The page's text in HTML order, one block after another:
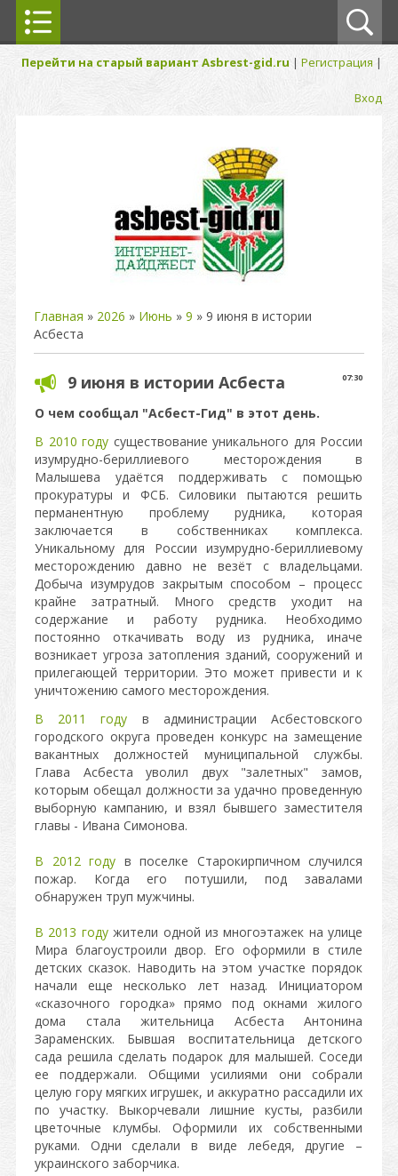
Перейти на старый вариант Asbrest-gid.ru | Регистрация |
Вход
Главная » 2026 » Июнь » 9 » 9 июня в истории
Асбеста
07:30
9 июня в истории Асбеста
О чем сообщал "Асбест-Гид" в этот день.
В 2010 году существование уникального для России
изумрудно-бериллиевого месторождения в
Малышева удаётся поддерживать с помощью
прокуратуры и ФСБ. Силовики пытаются решить
перманентную проблему рудника, которая
заключается в собственниках комплекса.
Уникальному для России изумрудно-бериллиевому
месторождению давно не везёт с владельцами.
Добыча изумрудов закрытым способом – процесс
крайне затратный. Много средств уходит на
содержание и работу рудника. Необходимо
постоянно откачивать воду из рудника, иначе
возникает угроза затопления зданий, сооружений и
прилегающей территории. Это может привести и к
уничтожению самого месторождения.
В 2011 году в администрации Асбестовского
городского округа проведен конкурс на замещение
вакантных должностей муниципальной службы.
Глава Асбеста уволил двух "залетных" замов,
которым обещал должности за удачно проведенную
выборную кампанию, и взял бывшего заместителя
главы - Ивана Симонова.
В 2012 году в поселке Старокирпичном случился
пожар. Когда его потушили, под завалами
обнаружен труп мужчины.
В 2013 годужители одной из многоэтажек на улице
Мира благоустроили двор. Его оформили в стиле
детских сказок. Наводить на этом участке порядок
начали еще несколько лет назад. Инициатором
«сказочного городка» прямо под окнами жилого
дома стала жительница Асбеста Антонина
Зараменских. Бывшая воспитательница детского
сада решила сделать подарок для малышей. Соседи
ее поддержали. Общими усилиями они собрали
целую гору мягких игрушек, и аккуратно рассадили их
по участку. Выкорчевали лишние кусты, разбили
цветочные клумбы. Оформили их собственными
руками. Одни сделали в виде лебедя, другие –
украинского заборчика.